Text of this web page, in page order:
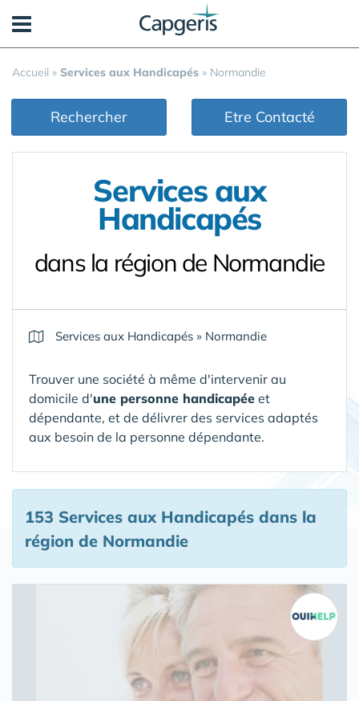
Accueil » Services aux Handicapés » Normandie
Rechercher Etre Contacté
Services aux
Handicapés
dans la région de Normandie
Services aux Handicapés » Normandie
Trouver une société à même d'intervenir au
domicile d'une personne handicapée et
dépendante, et de délivrer des services adaptés
aux besoin de la personne dépendante.
153 Services aux Handicapés dans la
région de Normandie